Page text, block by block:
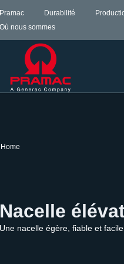
Pramac Durabilité
Où nous sommes
Home
Nacelle
Une nacelle égère, fiable et